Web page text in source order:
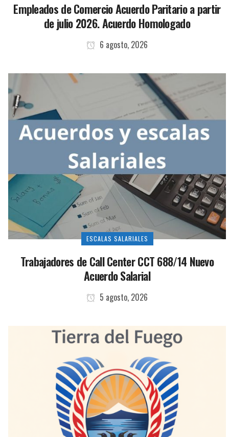
Empleados de Comercio Acuerdo Paritario a partir
de julio 2026. Acuerdo Homologado
6 agosto, 2026
ESCALAS SALARIALES
Trabajadores de Call Center CCT 688/14 Nuevo
Acuerdo Salarial
5 agosto, 2026